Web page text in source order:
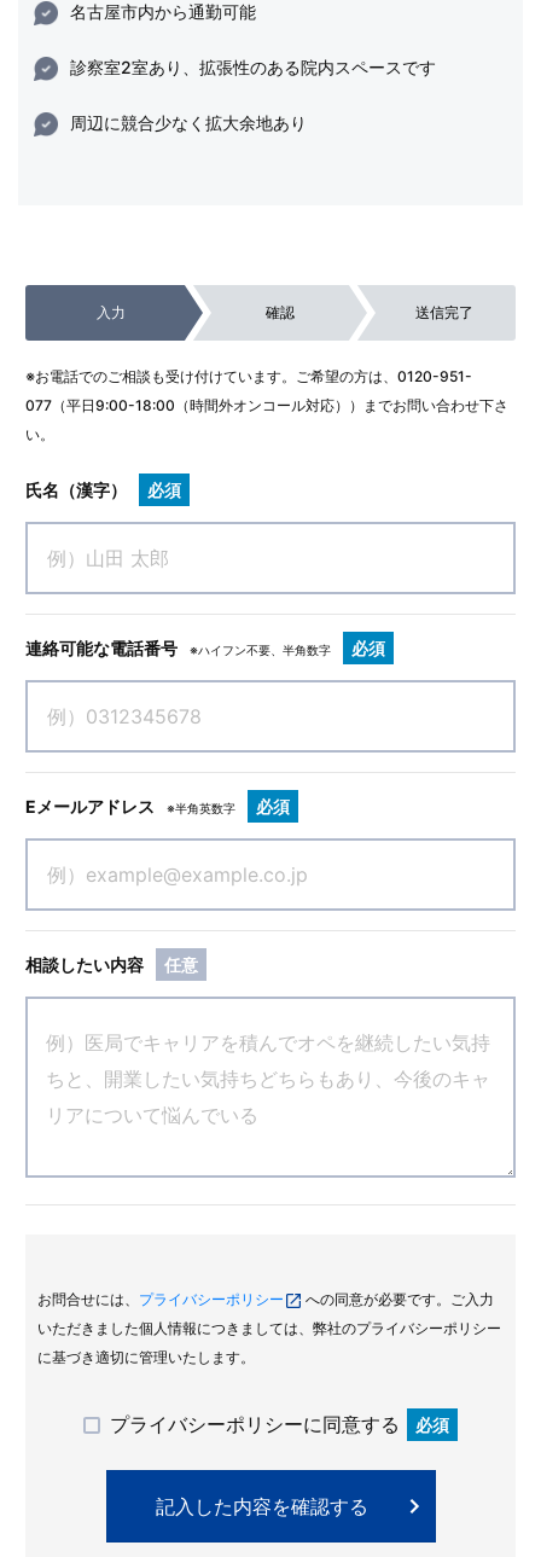
名古屋市内から通勤可能
診察室2室あり、拡張性のある院内スペースです
周辺に競合少なく拡大余地あり
入力 確認 送信完了
※お電話でのご相談も受け付けています。ご希望の方は、 0120-951-
077 （平日9:00-18:00（時間外オンコール対応））までお問い合わせ下さ
い。
氏名（漢字） 必須
連絡可能な電話番号 ※ハイフン不要、半角数字 必須
Eメールアドレス ※半角英数字 必須
相談したい内容 任意
お問合せには、 プライバシーポリシー
への同意が必要です。ご入力
いただきました個人情報につきましては、弊社のプライバシーポリシー
に基づき適切に管理いたします。
プライバシーポリシーに同意する 必須